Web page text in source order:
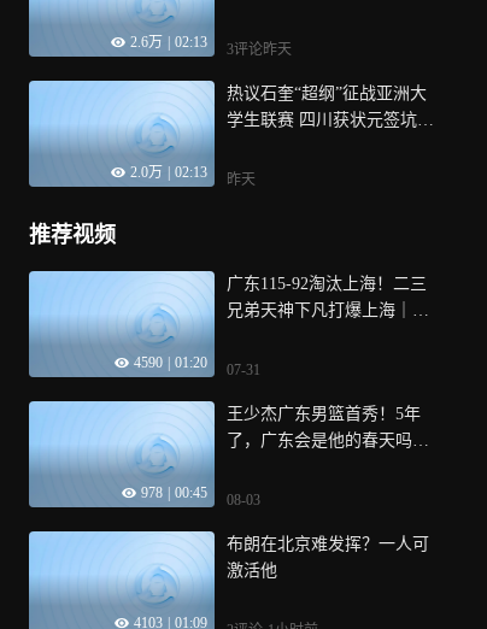
2.6万 02:13 3评论昨天
2.0万 02:13
热议石奎“超纲”征战亚洲大
学生联赛 四川获状元签坑惨
昨天
推荐视频
4590 01:20
广东115-92淘汰上海！二三
兄弟天神下凡打爆上海｜体
07-31
978 00:45
王少杰广东男篮首秀！5年
了，广东会是他的春天吗？
08-03
4103 01:09
布朗在北京难发挥？一人可
激活他